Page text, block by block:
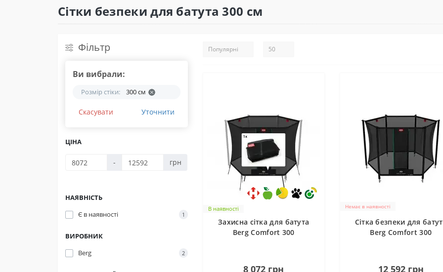
Сітки безпеки для батута 300 см
Фільтр
Ви вибрали:
Розмір стіки: 300 см
Скасувати Уточнити
ЦІНА
- грн
НАЯВНІСТЬ
Є в наявності
1
ВИРОБНИК
Berg
2
В наявності
Захисна сітка для батута
Berg Comfort 300
8 072 грн
Немає в наявності
Cітка безпеки для
Berg Comfort 300
12 592 грн